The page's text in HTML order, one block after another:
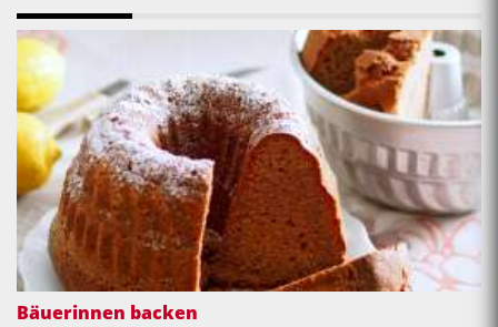
Bäuerinnen backen